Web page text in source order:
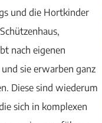
und die Hortkinder
nach eigenen
sie erwarben ganz
Diese sind wiederum
sich in komplexen